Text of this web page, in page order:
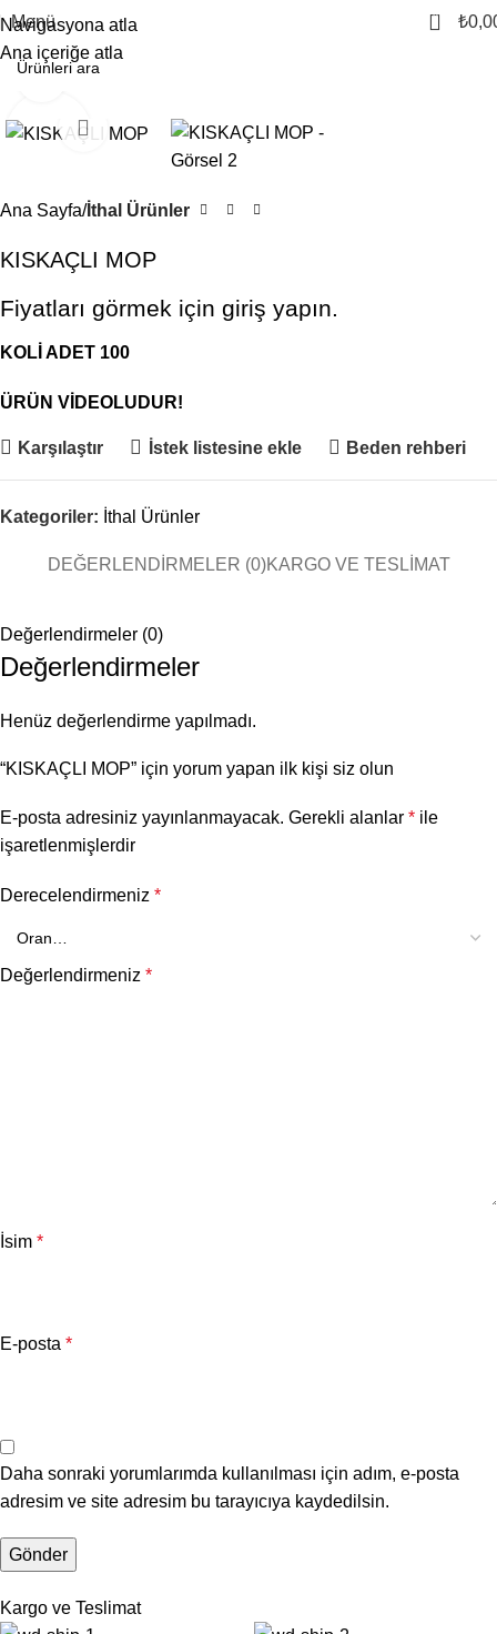
Navigasyona atla
Ana içeriğe atla
Menü 0 ₺
Büyütmek için tıklayın
Ana Sayfa İthal Ürünler
KISKAÇLI MOP
Fiyatları görmek için giriş yapın.
KOLİ ADET 100
ÜRÜN VİDEOLUDUR!
Karşılaştır İstek listesine ekle Beden rehberi
Kategoriler: İthal Ürünler
DEĞERLENDIRMELER (0)KARGO VE TESLIMAT
Değerlendirmeler (0)
Değerlendirmeler
Henüz değerlendirme yapılmadı.
“KISKAÇLI MOP” için yorum yapan ilk kişi siz olun
E-posta adresiniz yayınlanmayacak. Gerekli alanlar * ile
işaretlenmişlerdir
Derecelendirmeniz *
Değerlendirmeniz *
İsim *
E-posta *
Daha sonraki yorumlarımda kullanılması için adım, e-posta
adresim ve site adresim bu tarayıcıya kaydedilsin.
Kargo ve Teslimat